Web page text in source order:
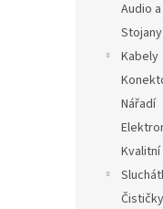
Audio
Kabely
Nářadí